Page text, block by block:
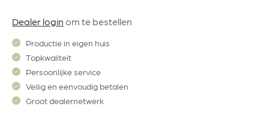
Dealer login om te bestellen
Productie in eigen huis
Topkwaliteit
Persoonlijke service
Veilig en eenvoudig betalen
Groot dealernetwerk